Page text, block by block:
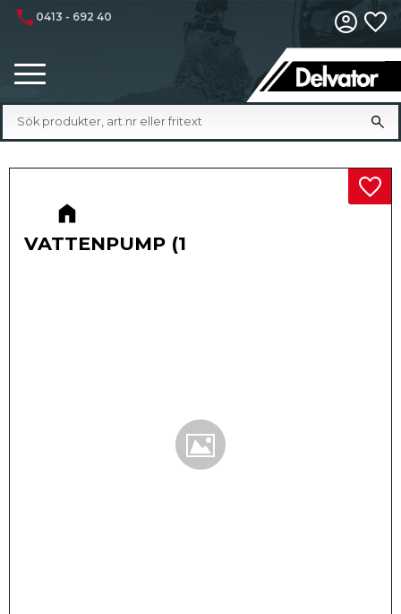
phone 0413 - 692 40
VATTENPUMP (1